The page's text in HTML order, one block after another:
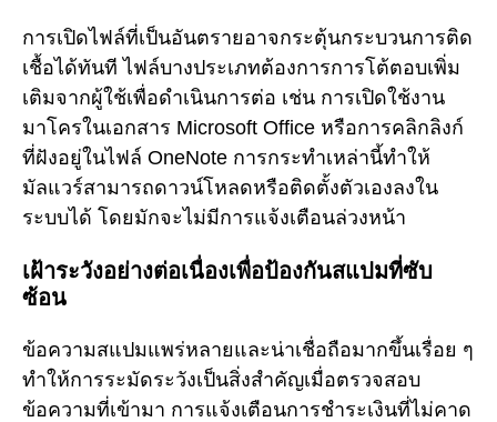
การเปิดไฟล์ที่เป็นอันตรายอาจกระตุ้นกระบวนการติด
เชื้อได้ทันที ไฟล์บางประเภทต้องการการโต้ตอบเพิ่ม
เติมจากผู้ใช้เพื่อดำเนินการต่อ เช่น การเปิดใช้งาน
มาโครในเอกสาร Microsoft Office หรือการคลิกลิงก์
ที่ฝังอยู่ในไฟล์ OneNote การกระทำเหล่านี้ทำให้
มัลแวร์สามารถดาวน์โหลดหรือติดตั้งตัวเองลงใน
ระบบได้ โดยมักจะไม่มีการแจ้งเตือนล่วงหน้า
เฝ้าระวังอย่างต่อเนื่องเพื่อป้องกันสแปมที่ซับ
ซ้อน
ข้อความสแปมแพร่หลายและน่าเชื่อถือมากขึ้นเรื่อย ๆ
ทำให้การระมัดระวังเป็นสิ่งสำคัญเมื่อตรวจสอบ
ข้อความที่เข้ามา การแจ้งเตือนการชำระเงินที่ไม่คาด